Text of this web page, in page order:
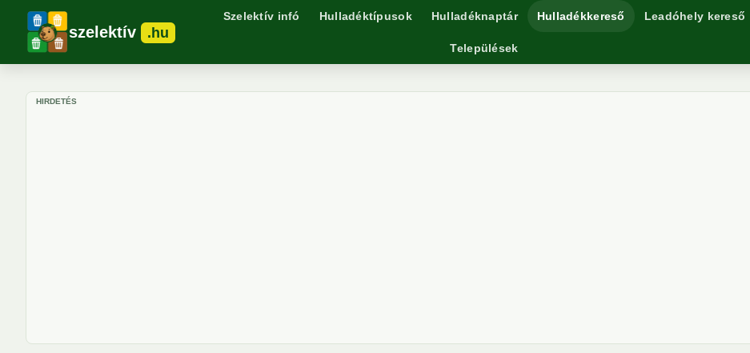
szelektív .hu
Szelektív infó Hulladéktípusok Hulladéknaptár Hulladékkereső Leadóhely kereső
Települések
HIRDETÉS